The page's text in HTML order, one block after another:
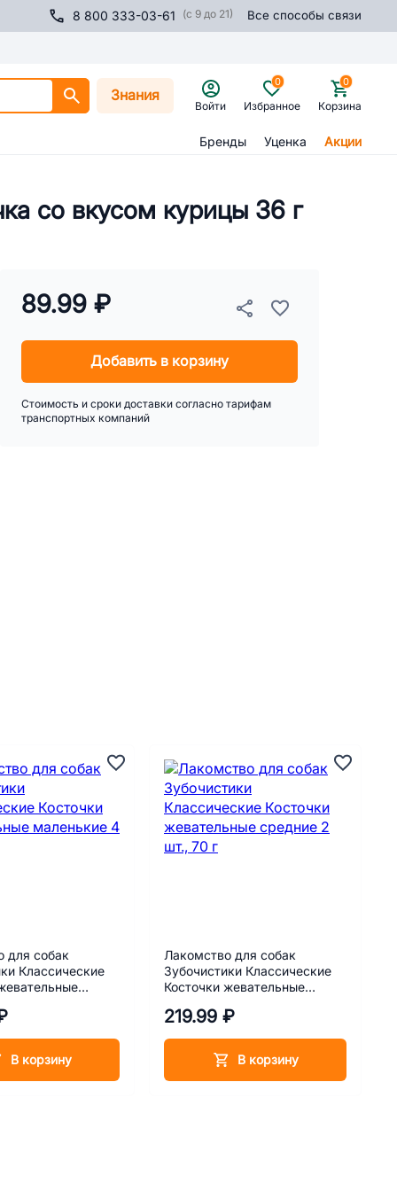
8 800 333-03-61 (с 9 до 21) Все способы связи
Знания
Войти Избранное
0
Корзина
0
Бренды Уценка Акции
со вкусом курицы 36 г
89.99 ₽
Добавить в корзину
Стоимость и сроки доставки согласно тарифам
транспортных компаний
для собак
Классические
В корзину
Лакомство для собак
Зубочистики Классические
Косточки жевательные
219.99 ₽
В корзину